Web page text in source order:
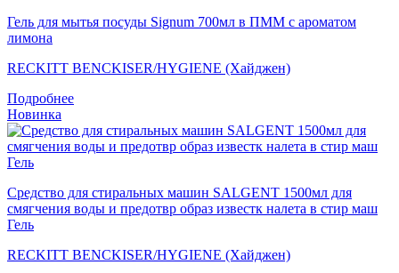
Гель для мытья посуды Signum 700мл в ПММ с ароматом
лимона
RECKITT BENCKISER/HYGIENE (Хайджен)
Подробнее
Новинка
Средство для стиральных машин SALGENT 1500мл для
смягчения воды и предотвр образ известк налета в стир маш
Гель
RECKITT BENCKISER/HYGIENE (Хайджен)